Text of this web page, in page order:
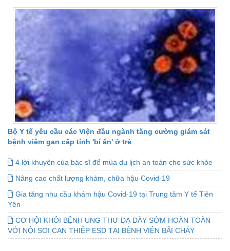
Bộ Y tế yêu cầu các Viện đầu ngành tăng cường giám sát
bệnh viêm gan cấp tính 'bí ẩn' ở trẻ
4 lời khuyên của bác sĩ để mùa du lịch an toàn cho sức khỏe
Nâng cao chất lượng khám, chữa hậu Covid-19
Gia tăng nhu cầu khám hậu Covid-19 tại Trung tâm Y tế Tiên
Yên
CƠ HỘI KHỎI BỆNH UNG THƯ DẠ DÀY SỚM HOÀN TOÀN
VỚI NỘI SOI CAN THIỆP ESD TẠI BỆNH VIỆN BÃI CHÁY